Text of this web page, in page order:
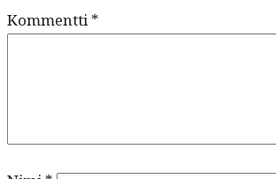
Kommentti*